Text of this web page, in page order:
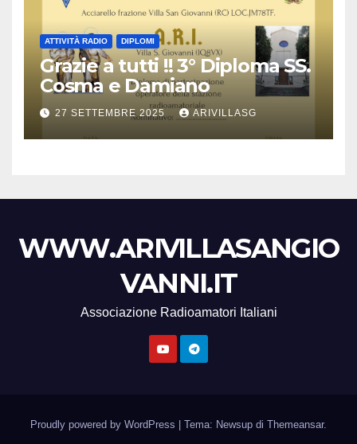
ATTIVITÀ RADIO DIPLOMI
Grazie a tutti !! 3° Diploma SS.
Cosma e Damiano
27 SETTEMBRE 2025 ARIVILLASG
WWW.ARIVILLASANGIO
VANNI.IT
Associazione Radioamatori Italiani
Proudly powered by WordPress Tema: Newsup di Themeansar.